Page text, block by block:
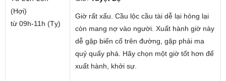
(Hợi)
từ 09h-11h (Tỵ)
Giờ rất xấu. Cầu lộc cầu tài dễ lại hỏng lại
còn mang nợ vào người. Xuất hành giờ này
dễ gặp biến cố trên đường, gặp phải ma
quỷ quấy phá. Hãy chọn một giờ tốt hơn để
xuất hành, khởi sự.